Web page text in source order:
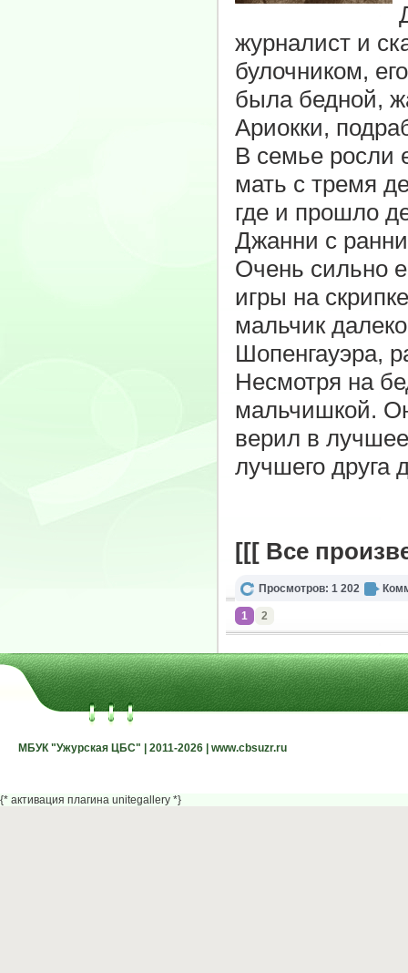
журналист и
булочником,
была бедной,
Ариокки,
В семье росли
мать с тремя
где и прошло
Джанни с
Очень сильно
игры на
мальчик
Шопенгауэра,
Несмотря на
мальчишкой.
верил в
лучшего друга
[[[ Все
Просмотров: 1 202
1 2
МБУК "Ужурская ЦБС" | 2011-2026 | www.cbsuzr.ru
МБУК "Ужурская ЦБС" | 2011-2026 | www.cbsuzr.ru
{* активация плагина unitegallery *}